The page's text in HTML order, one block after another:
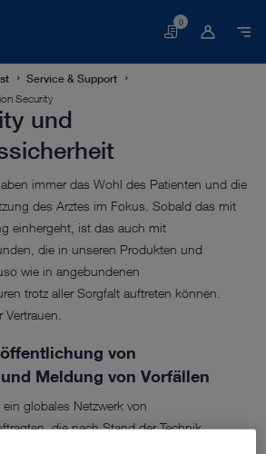
Warenkorb
0
Service & Support
Security
und
immer das Wohl des Patienten und die
des Arztes im Fokus. Sobald das mit
einhergeht, ist das auch mit
die in unseren Produkten und
wie in angebundenen
trotz aller Sorgfalt auftreten können.
von
Meldung von Vorfällen
globales Netzwerk von
die nach Stand der Technik